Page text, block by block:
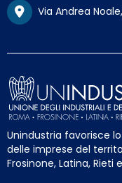
Via Andrea
Unindustria favorisce
delle imprese del
Frosinone, Latina, Rieti